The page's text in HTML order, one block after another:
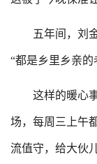
五年间，刘金
“都是乡里乡亲
这样的暖心事
场，每周三上午
流值守，给大伙